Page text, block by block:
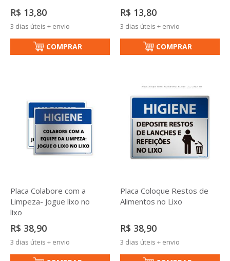
R$ 13,80
3 dias úteis + envio
COMPRAR
R$ 13,80
3 dias úteis + envio
COMPRAR
Placa Colabore com a
Limpeza- Jogue lixo no
lixo
R$ 38,90
3 dias úteis + envio
Placa Coloque Restos de
Alimentos no Lixo
R$ 38,90
3 dias úteis + envio